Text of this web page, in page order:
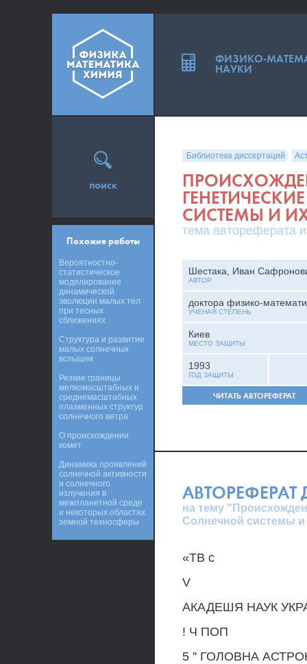
Библиотека диссертаций
СИСТЕМЫ И
тема автореферата
Шестака, Иван
АВТОР
доктора физико-
УЧЕНАЯ СТЕПЕНЬ
Киев
МЕСТО ЗАЩИТЫ
1993
ГОД ЗАЩИТЫ
ЧИТАТЬ АВТОРЕФЕРАТ
АВТОРЕФЕРАТ
на тему
Солнечной системы
«ТВ с
V
АКАДЕШЯ НАУК
! Ч ПОП
5 '' ГОЛОВНА
поиск
Похожие работы
Вероятностно-
статистическое
моделирование
динамической
эволюции малых тел
при тесных
сближениях
Структура и развитие
малых солнечных
вспышек
Резкие границы
мелкомасштабных и
среднемасштабных
плазменных структур
солнечного ветра
О происхождении
комет
Динамика проявлений
солнечной активности
и солнечного
излучения в
межпланетной среде
и некоторых областях
земной техносферы
ФИЗИКО-
НАУКИ